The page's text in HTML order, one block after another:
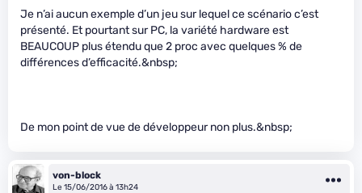
Je n’ai aucun exemple d’un jeu sur lequel ce scénario c’est
présenté. Et pourtant sur PC, la variété hardware est
BEAUCOUP plus étendu que 2 proc avec quelques % de
différences d’efficacité.&nbsp;
De mon point de vue de développeur non plus.&nbsp;
von-block
Le 15/06/2016 à 13h24